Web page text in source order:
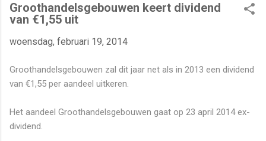
Groothandelsgebouwen keert dividend
van €1,55 uit
woensdag, februari 19, 2014
Groothandelsgebouwen zal dit jaar net als in 2013 een dividend
van €1,55 per aandeel uitkeren.
Het aandeel Groothandelsgebouwen gaat op 23 april 2014 ex-
dividend.